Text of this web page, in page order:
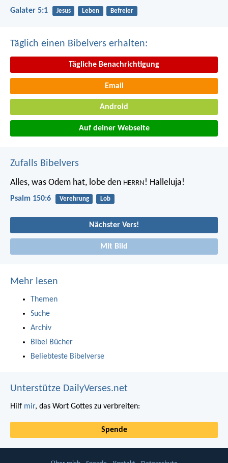
Galater 5:1 Jesus Leben Befreier
Täglich einen Bibelvers erhalten:
Tägliche Benachrichtigung
Email
Android
Auf deiner Webseite
Zufalls Bibelvers
Alles, was Odem hat, lobe den HERRN ! Halleluja!
Psalm 150:6 Verehrung Lob
Nächster Vers!
Mit Bild
Mehr lesen
Themen
Suche
Archiv
Bibel Bücher
Beliebteste Bibelverse
Unterstütze DailyVerses.net
Hilf mir, das Wort Gottes zu verbreiten:
Spende